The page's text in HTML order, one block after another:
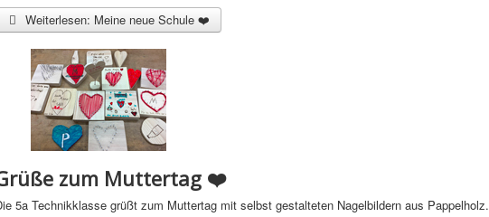
Weiterlesen: Meine neue Schule ❤️
zum Muttertag ❤️
5a Technikklasse grüßt zum Muttertag mit selbst gestalteten Nagelbildern aus Pappelholz.